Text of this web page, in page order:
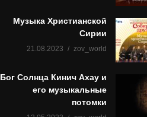
Музыка Христианской
Сирии
zov_world
21.08.2023
Бог Солнца Кинич Ахау и
его музыкальные
потомки